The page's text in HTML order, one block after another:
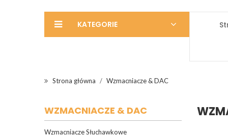
KATEGORIE
Strona główna Wzmacniacze & DAC
WZMACNIACZE & DAC
Wzmacniacze Słuchawkowe